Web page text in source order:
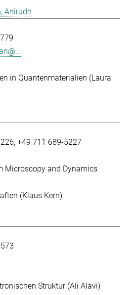
Anirudh
in Quantenmaterialien (Laura
+49 711 689-5227
Microscopy and Dynamics
(Klaus Kern)
Struktur (Ali Alavi)